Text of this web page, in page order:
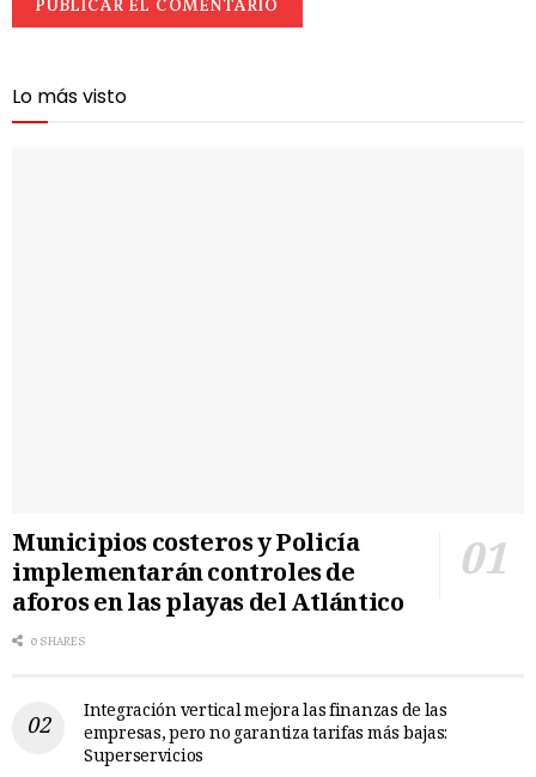
Lo más visto
Municipios costeros y Policía
implementarán controles de
aforos en las playas del Atlántico
0 SHARES
Integración vertical mejora las finanzas de las
empresas, pero no garantiza tarifas más bajas:
Superservicios